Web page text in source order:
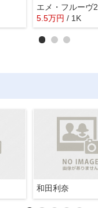
エメ・フルーヴ2
5.5万円 / 1K
和田利奈